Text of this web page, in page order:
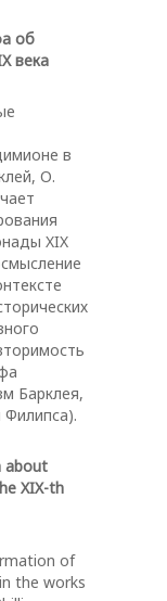
об
века
в
О.
XIX
Барклея,
Филипса).
about
XIX-th
of
the works